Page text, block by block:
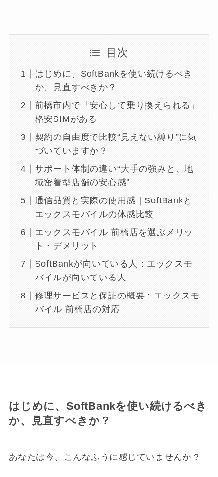
目次
はじめに、SoftBankを使い続けるべき
か、見直すべきか？
前橋市内で「安心して乗り換えられる」
格安SIMがある
契約の自由度で比較“見えない縛り”に気
づいていますか？
サポート体制の違い“大手の強みと、地
域密着型店舗の安心感”
通信品質と実際の使用感｜SoftBankと
エックスモバイルの体感比較
エックスモバイル 前橋店を選ぶメリッ
ト・デメリット
SoftBankが向いている人：エックスモ
バイルが向いている人
修理サービスと保証の概要：エックスモ
バイル 前橋店の対応
はじめに、SoftBankを使い続けるべき
か、見直すべきか？
あなたは今、こんなふうに感じていませんか？